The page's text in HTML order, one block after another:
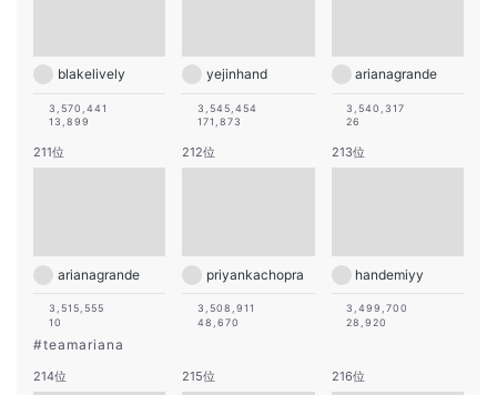
blakelively
3,570,441
13,899
yejinhand
3,545,454
171,873
arianagrande
3,540,317
26
211位
arianagrande
3,515,555
10
#teamariana
212位
priyankachopra
3,508,911
48,670
213位
handemiyy
3,499,700
28,920
214位 215位 216位